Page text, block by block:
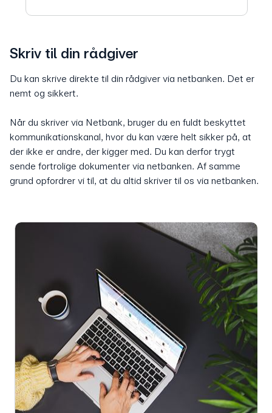
Skriv til din rådgiver
Du kan skrive direkte til din rådgiver via netbanken. Det er
nemt og sikkert.
Når du skriver via Netbank, bruger du en fuldt beskyttet
kommunikationskanal, hvor du kan være helt sikker på, at
der ikke er andre, der kigger med. Du kan derfor trygt
sende fortrolige dokumenter via netbanken. Af samme
grund opfordrer vi til, at du altid skriver til os via netbanken.